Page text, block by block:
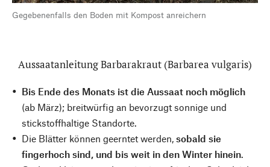
Gegebenenfalls den Boden mit Kompost anreichern
Aussaatanleitung Barbarakraut (Barbarea vulgaris)
Bis Ende des Monats ist die Aussaat noch möglich
(ab März); breitwürfig an bevorzugt sonnige und
stickstoffhaltige Standorte.
Die Blätter können geerntet werden, sobald sie
fingerhoch sind, und bis weit in den Winter hinein.